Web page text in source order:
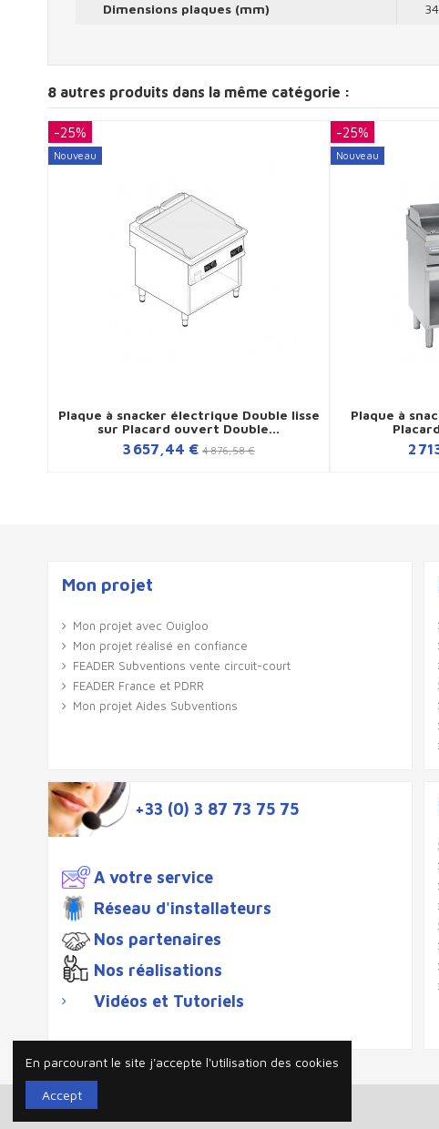
Dimensions plaques (mm)
8 autres produits dans la même catégorie :
-25%
Nouveau
Plaque à snacker électrique Double lisse
sur Placard ouvert Double...
3 657,44 € 4 876,58 €
-25%
Nouveau
Plaque à
2
Mon projet
Mon projet avec Ouigloo
Mon projet réalisé en confiance
FEADER Subventions vente circuit-court
FEADER France et PDRR
Mon projet Aides Subventions
+33 (0) 3 87 73 75 75
A votre service
Réseau d'installateurs
Nos partenaires
Nos réalisations
Vidéos et Tutoriels
En parcourant le site j'accepte l'utilisation des cookies
Accept